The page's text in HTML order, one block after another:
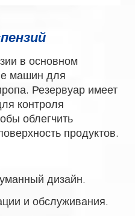
в основном
машин для
Резервуар имеет
контроля
облегчить
продуктов.
дизайн.
и обслуживания.